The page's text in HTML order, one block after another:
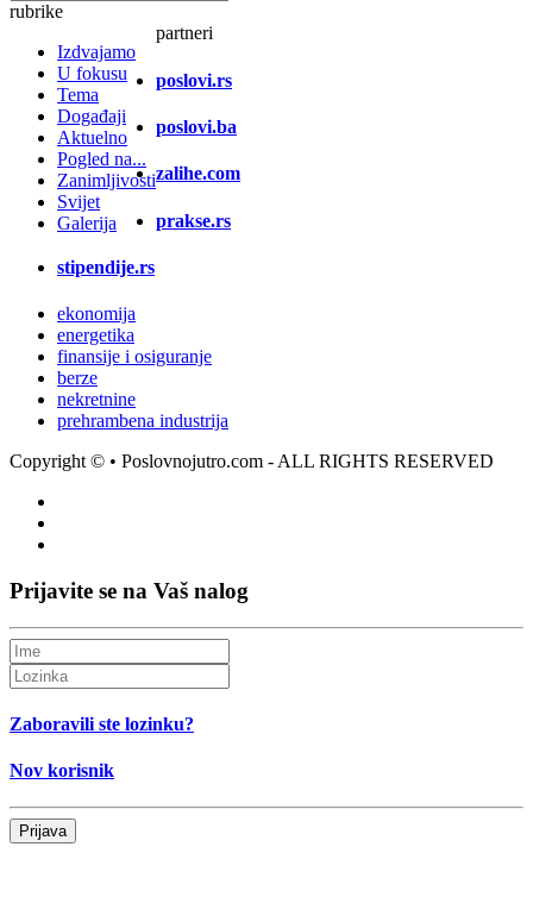
rubrike
Izdvajamo
U fokusu
Tema
Događaji
Aktuelno
Pogled na...
Zanimljivosti
Svijet
Galerija
partneri
poslovi.rs
poslovi.ba
zalihe.com
prakse.rs
stipendije.rs
ekonomija
energetika
finansije i osiguranje
berze
nekretnine
prehrambena industrija
Copyright © • Poslovnojutro.com - ALL RIGHTS RESERVED
Prijavite se na Vaš nalog
Zaboravili ste lozinku?
Nov korisnik